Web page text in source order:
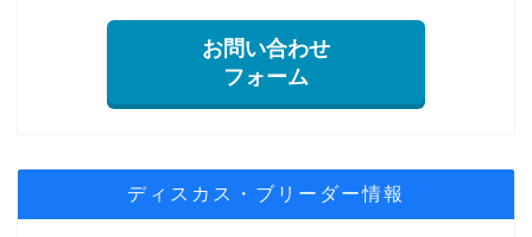
お問い合わせ
フォーム
ディスカス・ブリーダー情報